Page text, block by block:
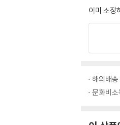
이미 소장
해외배송
문화비